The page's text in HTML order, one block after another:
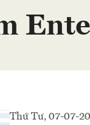
Thứ Tư, 07-07-